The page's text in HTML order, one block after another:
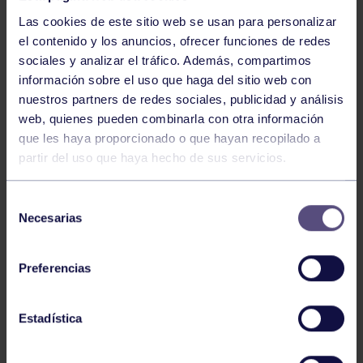
Las cookies de este sitio web se usan para personalizar
el contenido y los anuncios, ofrecer funciones de redes
sociales y analizar el tráfico. Además, compartimos
información sobre el uso que haga del sitio web con
nuestros partners de redes sociales, publicidad y análisis
web, quienes pueden combinarla con otra información
que les haya proporcionado o que hayan recopilado a
partir del uso que haya hecho de sus servicios.
Necesarias
Preferencias
Estadística
Voleibol
CAMPEONAS DE ASTURIAS
Voleibol